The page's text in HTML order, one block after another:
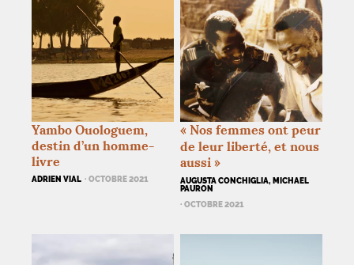
Yambo Ouologuem,
destin d’un homme-
livre
ADRIEN VIAL · OCTOBRE 2021
« Nos femmes ont peur
de leur liberté, et nous
aussi »
AUGUSTA CONCHIGLIA, MICHAEL
PAURON
· OCTOBRE 2021